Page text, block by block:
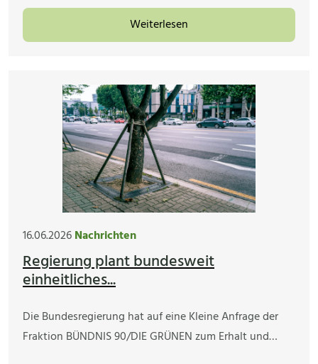
Weiterlesen
16.06.2026Nachrichten
Regierung plant bundesweit
einheitliches...
Die Bundesregierung hat auf eine Kleine Anfrage der
Fraktion BÜNDNIS 90/DIE GRÜNEN zum Erhalt und…